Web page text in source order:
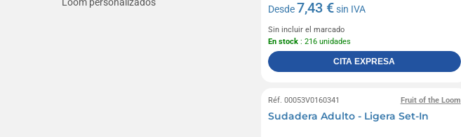
Desde7,43 €sin IVA
Sin incluir el marcado
En stock : 216 unidades
CITA EXPRESA
Fruit of the Loom
Réf. 00053V0160341
Sudadera Adulto - Ligera Set-In